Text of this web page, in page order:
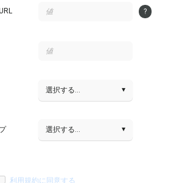
?
選択する... ▾
選択する... ▾
利用規約に同意する